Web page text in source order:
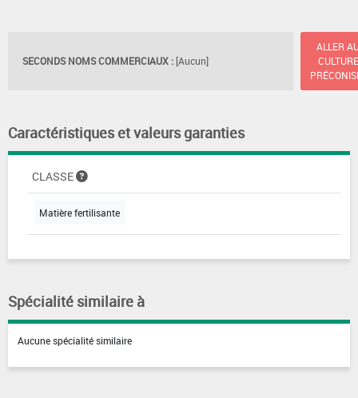
SECONDS NOMS COMMERCIAUX : [Aucun]
ALLER
Caractéristiques et valeurs garanties
CLASSE
Matière fertilisante
Spécialité similaire à
Aucune spécialité similaire